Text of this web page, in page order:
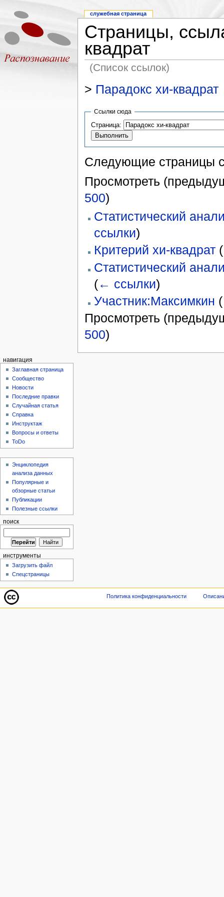
Страницы,
квадрат
(Список ссылок)
> Парадокс хи-квадрат
Ссылки сюда
Страница:
Следующие страницы
Просмотреть
500)
Статистический
ссылки)
Критерий хи-квадрат (
Статистический
(← ссылки)
Участник:Максимкин (
Просмотреть
500)
служебная страница
навигация
Заглавная страница
Сообщество
Новости
Последние правки
Случайная статья
Справка
Инструктаж
Вопросы и ответы
ToDo
Энциклопедия
анализа данных
Популярные и
обзорные статьи
Публикации
Полезные ссылки
поиск
инструменты
Загрузить файл
Спецстраницы
Политика конфиденциальности